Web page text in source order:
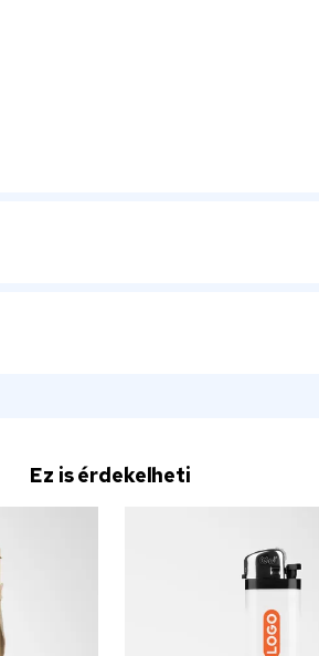
Ez is érdekelheti